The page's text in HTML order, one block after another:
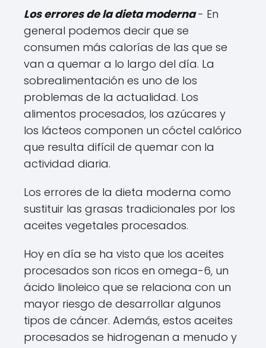
Los errores de la dieta moderna - En
general podemos decir que se
consumen más calorías de las que se
van a quemar a lo largo del día. La
sobrealimentación es uno de los
problemas de la actualidad. Los
alimentos procesados, los azúcares y
los lácteos componen un cóctel calórico
que resulta difícil de quemar con la
actividad diaria.
Los errores de la dieta moderna como
sustituir las grasas tradicionales por los
aceites vegetales procesados.
Hoy en día se ha visto que los aceites
procesados son ricos en omega-6, un
ácido linoleico que se relaciona con un
mayor riesgo de desarrollar algunos
tipos de cáncer. Además, estos aceites
procesados se hidrogenan a menudo y